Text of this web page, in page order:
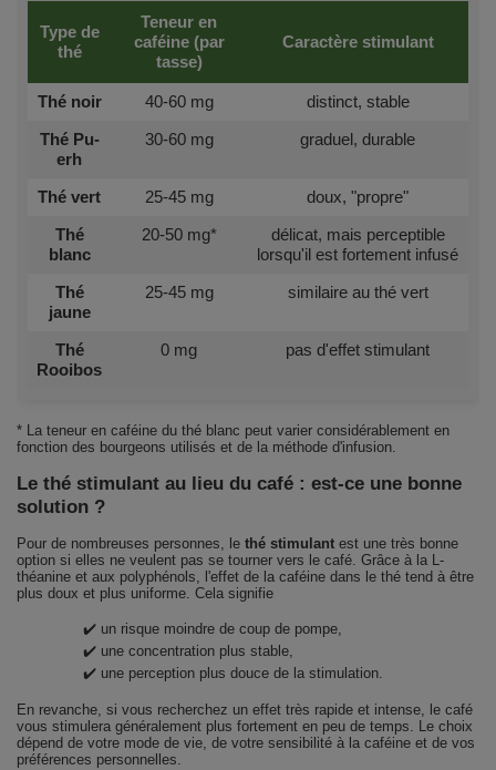
Type de
thé
Teneur en
caféine (par
tasse)
Caractère stimulant
Thé noir 40-60 mg distinct, stable
Thé Pu-
erh
30-60 mg graduel, durable
Thé vert 25-45 mg doux, "propre"
Thé
blanc
20-50 mg*
délicat, mais perceptible
lorsqu'il est fortement infusé
Thé
jaune
25-45 mg similaire au thé vert
Thé
Rooibos
0 mg pas d'effet stimulant
* La teneur en caféine du thé blanc peut varier considérablement en
fonction des bourgeons utilisés et de la méthode d'infusion.
Le thé stimulant au lieu du café : est-ce une bonne
solution ?
Pour de nombreuses personnes, le thé stimulant est une très bonne
option si elles ne veulent pas se tourner vers le café. Grâce à la L-
théanine et aux polyphénols, l'effet de la caféine dans le thé tend à être
plus doux et plus uniforme. Cela signifie
✔️ un risque moindre de coup de pompe,
✔️ une concentration plus stable,
✔️ une perception plus douce de la stimulation.
En revanche, si vous recherchez un effet très rapide et intense, le café
vous stimulera généralement plus fortement en peu de temps. Le choix
dépend de votre mode de vie, de votre sensibilité à la caféine et de vos
préférences personnelles.